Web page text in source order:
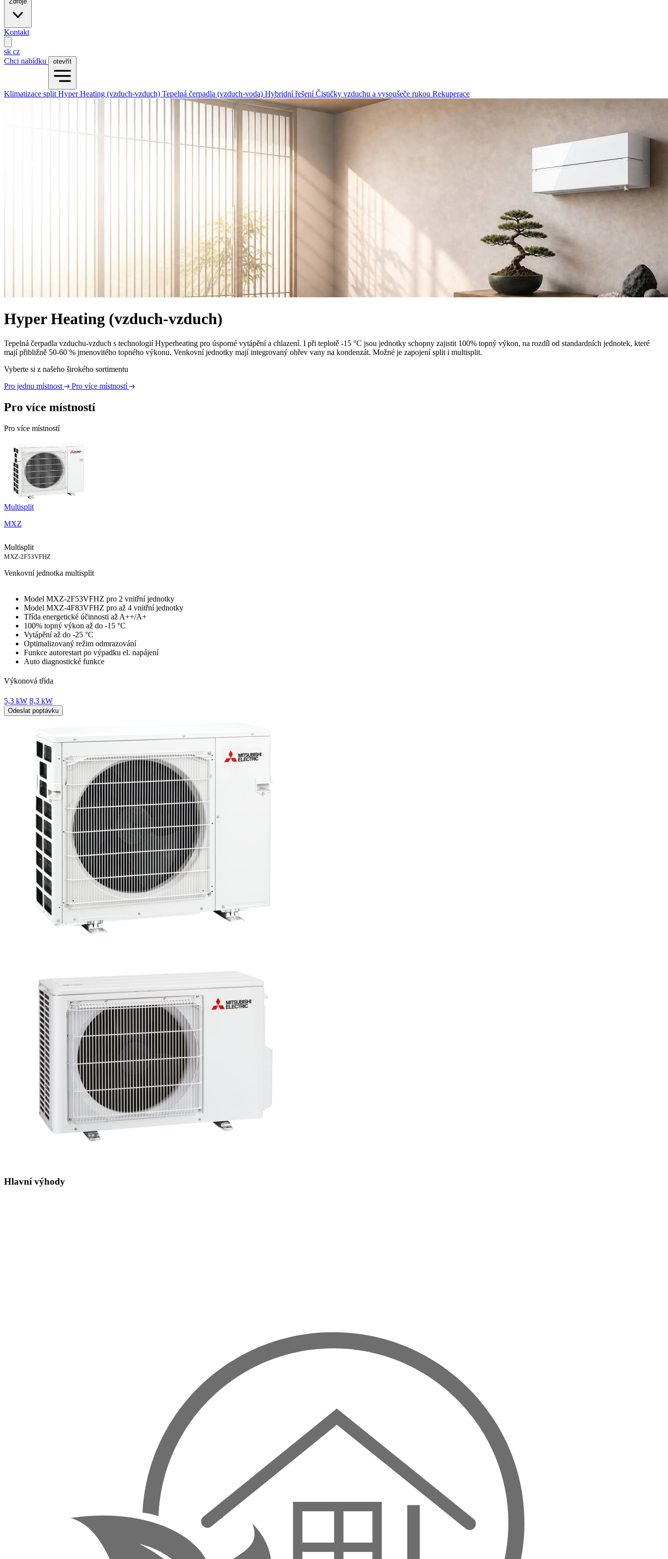
Kontakt
sk cz
Chci nabídku
otevřít
Klimatizace split Hyper Heating (vzduch-vzduch) Tepelná čerpadla (vzduch-voda) Hybridní řešeníČističky vzduchu a vysoušeče rukou Rekuperace
Hyper Heating (vzduch-vzduch)
Tepelná čerpadla vzduchu-vzduch s technologií Hyperheating pro úsporné vytápění a chlazení. I při teplotě -15 °C jsou jednotky schopny zajistit 100% topný výkon, na rozdíl od standardních jednotek, které
mají přibližně 50-60 % jmenovitého topného výkonu. Venkovní jednotky mají integrovaný ohřev vany na kondenzát. Možné je zapojení split i multisplit.
Vyberte si z našeho širokého sortimentu
Pro jednu místnost
Pro více místností
Pro více místností
Pro více místností
Multisplit
MXZ
Multisplit
MXZ-2F53VFHZ
Venkovní jednotka multisplit
Model MXZ-2F53VFHZ pro 2 vnitřní jednotky
Model MXZ-4F83VFHZ pro až 4 vnitřní jednotky
Třída energetické účinnosti až A++/A+
100% topný výkon až do -15 °C
Vytápění až do -25 °C
Optimalizovaný režim odmrazování
Funkce autorestart po výpadku el. napájení
Auto diagnostické funkce
Výkonová třída
5,3 kW 8,3 kW
Odeslat poptávku
Hlavní výhody